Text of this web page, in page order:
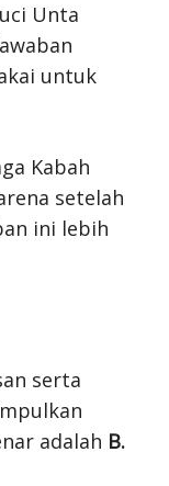
Unta
untuk
Kabah
setelah
ini lebih
serta
adalah B.